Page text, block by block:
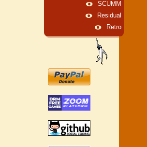
SCUMM
Residual
Retro